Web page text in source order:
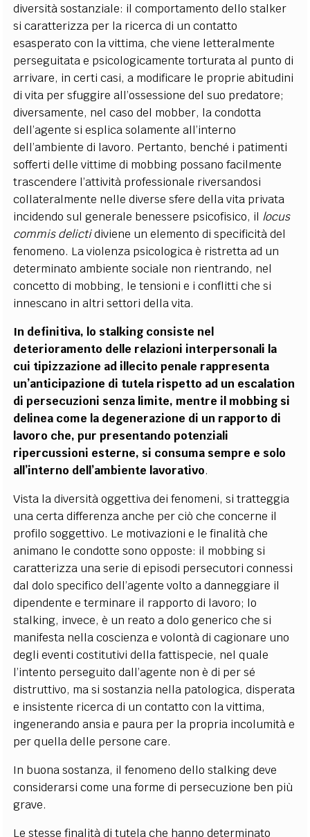
diversità sostanziale: il comportamento dello stalker
si caratterizza per la ricerca di un contatto
esasperato con la vittima, che viene letteralmente
perseguitata e psicologicamente torturata al punto di
arrivare, in certi casi, a modificare le proprie abitudini
di vita per sfuggire all’ossessione del suo predatore;
diversamente, nel caso del mobber, la condotta
dell’agente si esplica solamente all’interno
dell’ambiente di lavoro. Pertanto, benché i patimenti
sofferti delle vittime di mobbing possano facilmente
trascendere l’attività professionale riversandosi
collateralmente nelle diverse sfere della vita privata
incidendo sul generale benessere psicofisico, il locus
commis delictidiviene un elemento di specificità del
fenomeno. La violenza psicologica è ristretta ad un
determinato ambiente sociale non rientrando, nel
concetto di mobbing, le tensioni e i conflitti che si
innescano in altri settori della vita.
In definitiva, lo stalking consiste nel
deterioramento delle relazioni interpersonali la
cui tipizzazione ad illecito penale rappresenta
un’anticipazione di tutela rispetto ad un escalation
di persecuzioni senza limite, mentre il mobbing si
delinea come la degenerazione di un rapporto di
lavoro che, pur presentando potenziali
ripercussioni esterne, si consuma sempre e solo
all’interno dell’ambiente lavorativo.
Vista la diversità oggettiva dei fenomeni, si tratteggia
una certa differenza anche per ciò che concerne il
profilo soggettivo. Le motivazioni e le finalità che
animano le condotte sono opposte: il mobbing si
caratterizza una serie di episodi persecutori connessi
dal dolo specifico dell’agente volto a danneggiare il
dipendente e terminare il rapporto di lavoro; lo
stalking, invece, è un reato a dolo generico che si
manifesta nella coscienza e volontà di cagionare uno
degli eventi costitutivi della fattispecie, nel quale
l’intento perseguito dall’agente non è di per sé
distruttivo, ma si sostanzia nella patologica, disperata
e insistente ricerca di un contatto con la vittima,
ingenerando ansia e paura per la propria incolumità e
per quella delle persone care.
In buona sostanza, il fenomeno dello stalking deve
considerarsi come una forme di persecuzione ben più
grave.
Le stesse finalità di tutela che hanno determinato